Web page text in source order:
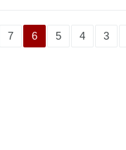
3
4
5
6
7